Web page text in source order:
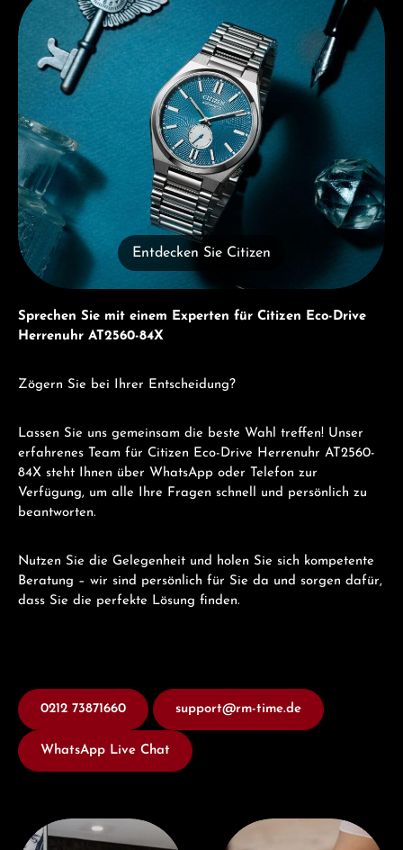
Entdecken Sie Citizen
Sprechen Sie mit einem Experten für Citizen Eco-Drive
Herrenuhr AT2560-84X
Zögern Sie bei Ihrer Entscheidung?
Lassen Sie uns gemeinsam die beste Wahl treffen! Unser
erfahrenes Team für Citizen Eco-Drive Herrenuhr AT2560-
84X steht Ihnen über WhatsApp oder Telefon zur
Verfügung, um alle Ihre Fragen schnell und persönlich zu
beantworten.
Nutzen Sie die Gelegenheit und holen Sie sich kompetente
Beratung – wir sind persönlich für Sie da und sorgen dafür,
dass Sie die perfekte Lösung finden.
0212 73871660 support@rm-time.de
WhatsApp Live Chat
Besuchen Sie uns Jetzt Beraten lassen